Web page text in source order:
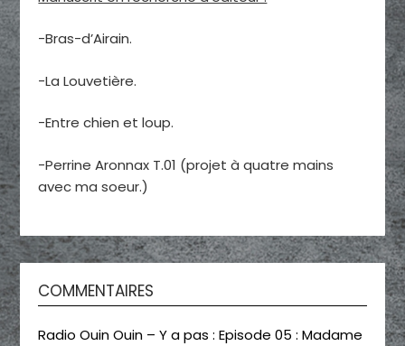
-Bras-d’Airain.
-La Louvetière.
-Entre chien et loup.
-Perrine Aronnax T.01 (projet à quatre mains
avec ma soeur.)
COMMENTAIRES
Radio Ouin Ouin – Y a pas : Episode 05 : Madame